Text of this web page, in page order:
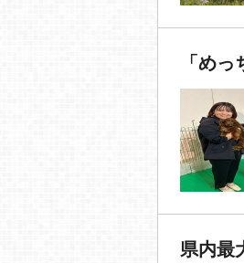
「め
県内最